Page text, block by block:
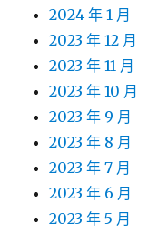
2024 年 1 月
2023 年 12 月
2023 年 11 月
2023 年 10 月
2023 年 9 月
2023 年 8 月
2023 年 7 月
2023 年 6 月
2023 年 5 月